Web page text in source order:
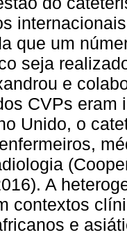
que um
seja
e
CVPs eram
Unido, o
A
contextos
e